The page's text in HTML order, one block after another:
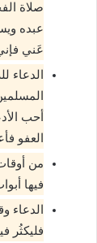
صلاة
عبده
عَني
الدعاء
أحب
العفو
من
فيها
الدعاء
فليكثُر